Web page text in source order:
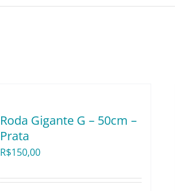
Roda Gigante G – 50cm –
Prata
R$150,00